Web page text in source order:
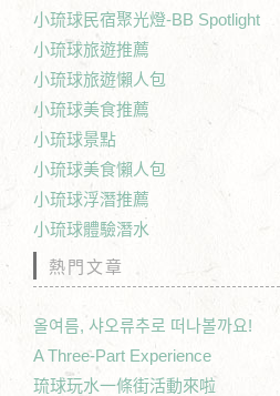
小琉球民宿聚光燈-BB Spotlight
小琉球旅遊推薦
小琉球旅遊懶人包
小琉球美食推薦
小琉球景點
小琉球美食懶人包
小琉球浮潛推薦
小琉球體驗潛水
熱門文章
올여름, 샤오류추로 떠나볼까요!
A Three-Part Experience
琉球玩水一條街活動來啦